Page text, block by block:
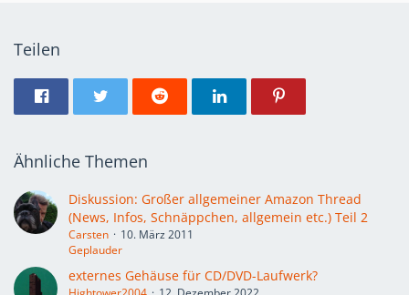
Teilen
Ähnliche Themen
Diskussion: Großer allgemeiner Amazon Thread
(News, Infos, Schnäppchen, allgemein etc.) Teil 2
Carsten
10. März 2011
Geplauder
externes Gehäuse für CD/DVD-Laufwerk?